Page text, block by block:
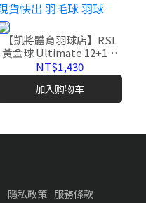
【凱將體育羽球店】RSL
黃金球 Ultimate 12+1顆
台灣正版公司貨 現貨快出
羽毛球 羽球
NT$1,430
加入购物车
隱私政策 服務條款